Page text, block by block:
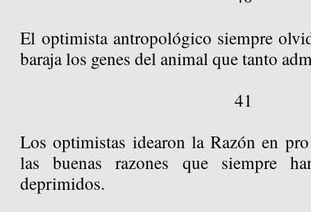
El optimista antropológico siempre
baraja los genes del animal que tanto
41
Los optimistas idearon la Razón en
las buenas razones que siempre
deprimidos.